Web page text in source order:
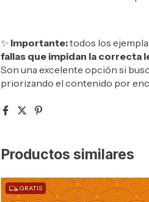
✨ Importante:todos los
fallas que impidan la correcta
Son una excelente opción si
priorizando el contenido por
Productos similares
GRATIS